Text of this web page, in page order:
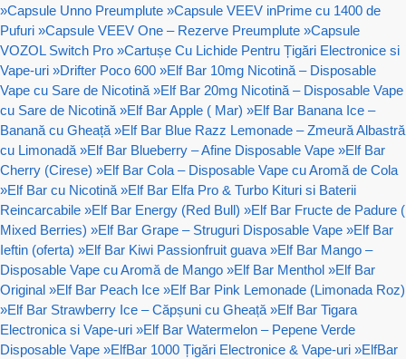
»Capsule Unno Preumplute »Capsule VEEV inPrime cu 1400 de
Pufuri »Capsule VEEV One – Rezerve Preumplute »Capsule
VOZOL Switch Pro »Cartușe Cu Lichide Pentru Țigări Electronice si
Vape-uri »Drifter Poco 600 »Elf Bar 10mg Nicotină – Disposable
Vape cu Sare de Nicotină »Elf Bar 20mg Nicotină – Disposable Vape
cu Sare de Nicotină »Elf Bar Apple ( Mar) »Elf Bar Banana Ice –
Banană cu Gheață »Elf Bar Blue Razz Lemonade – Zmeură Albastră
cu Limonadă »Elf Bar Blueberry – Afine Disposable Vape »Elf Bar
Cherry (Cirese) »Elf Bar Cola – Disposable Vape cu Aromă de Cola
»Elf Bar cu Nicotină »Elf Bar Elfa Pro & Turbo Kituri si Baterii
Reincarcabile »Elf Bar Energy (Red Bull) »Elf Bar Fructe de Padure (
Mixed Berries) »Elf Bar Grape – Struguri Disposable Vape »Elf Bar
Ieftin (oferta) »Elf Bar Kiwi Passionfruit guava »Elf Bar Mango –
Disposable Vape cu Aromă de Mango »Elf Bar Menthol »Elf Bar
Original »Elf Bar Peach Ice »Elf Bar Pink Lemonade (Limonada Roz)
»Elf Bar Strawberry Ice – Căpșuni cu Gheață »Elf Bar Tigara
Electronica si Vape-uri »Elf Bar Watermelon – Pepene Verde
Disposable Vape »ElfBar 1000 Țigări Electronice & Vape-uri »ElfBar